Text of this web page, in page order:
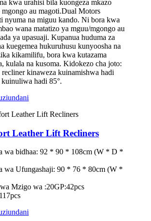
kwa urahisi bila kuongeza mkazo
au magoti.Dual Motors
nyuma na miguu kando. Ni bora kwa
wana matatizo ya mguu/mgongo au
ya upasuaji. Kupanua huduma za
kuegemea hukuruhusu kunyoosha na
kikamilifu, bora kwa kutazama
kulala na kusoma. Kidokezo cha joto:
kinaweza kuinamishwa hadi
kuinuliwa hadi 85°.
undani
Leather Lift Recliners
wa bidhaa: 92 * 90 * 108cm (W * D *
wa Ufungashaji: 90 * 76 * 80cm (W *
Mzigo wa :20GP:42pcs
undani